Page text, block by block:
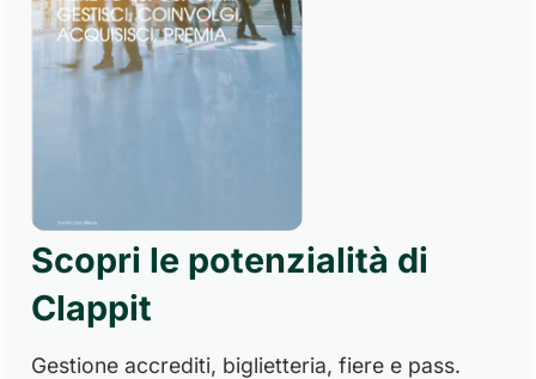
Scopri le potenzialità di
Clappit
Gestione accrediti, biglietteria, fiere e pass.